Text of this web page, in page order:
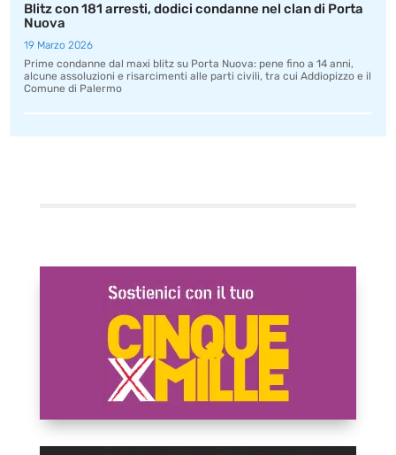
Blitz con 181 arresti, dodici condanne nel clan di Porta
Nuova
19 Marzo 2026
Prime condanne dal maxi blitz su Porta Nuova: pene fino a 14 anni,
alcune assoluzioni e risarcimenti alle parti civili, tra cui Addiopizzo e il
Comune di Palermo